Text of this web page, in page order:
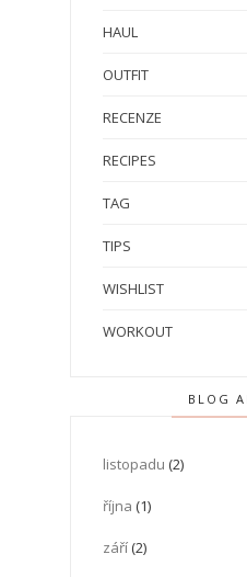
HAUL
OUTFIT
RECENZE
RECIPES
TAG
TIPS
WISHLIST
WORKOUT
BLOG
listopadu (2)
října (1)
září (2)